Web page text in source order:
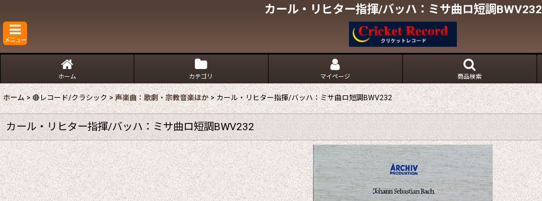
カール・リヒター指揮/バッハ：ミサ曲ロ短調BWV232
メニュー
ホーム カテゴリ マイページ 商品検索
ホーム > 🔴レコード/クラシック > 声楽曲：歌劇・宗教音楽ほか > カール・リヒター指揮/バッハ：ミサ曲ロ短調BWV232
カール・リヒター指揮/バッハ：ミサ曲ロ短調BWV232